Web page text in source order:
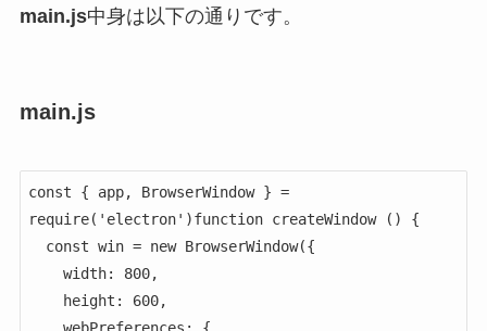
main.js中身は以下の通りです。
main.js
const { app, BrowserWindow } =
require('electron')function createWindow () {